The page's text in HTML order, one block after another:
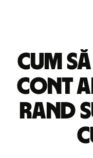
Cum
cont
rand